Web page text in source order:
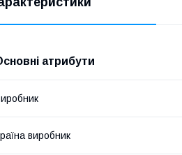
атрибути
виробник